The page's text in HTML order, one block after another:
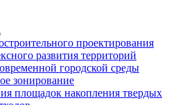
проектирования
развития территорий
городской среды
зонирование
площадок накопления твердых